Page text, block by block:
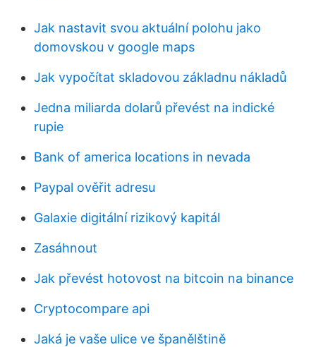
Jak nastavit svou aktuální polohu jako
domovskou v google maps
Jak vypočítat skladovou základnu nákladů
Jedna miliarda dolarů převést na indické
rupie
Bank of america locations in nevada
Paypal ověřit adresu
Galaxie digitální rizikový kapitál
Zasáhnout
Jak převést hotovost na bitcoin na binance
Cryptocompare api
Jaká je vaše ulice ve španělštině